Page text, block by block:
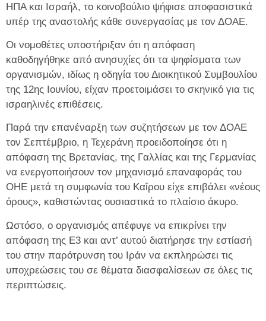
ΗΠΑ και Ισραήλ, το κοινοβούλιο ψήφισε αποφασιστικά
υπέρ της αναστολής κάθε συνεργασίας με τον ΔΟΑΕ.
Οι νομοθέτες υποστήριξαν ότι η απόφαση
καθοδηγήθηκε από ανησυχίες ότι τα ψηφίσματα των
οργανισμών, ιδίως η οδηγία του Διοικητικού Συμβουλίου
της 12ης Ιουνίου, είχαν προετοιμάσει το σκηνικό για τις
ισραηλινές επιθέσεις.
Παρά την επανέναρξη των συζητήσεων με τον ΔΟΑΕ
τον Σεπτέμβριο, η Τεχεράνη προειδοποίησε ότι η
απόφαση της Βρετανίας, της Γαλλίας και της Γερμανίας
να ενεργοποιήσουν τον μηχανισμό επαναφοράς του
ΟΗΕ μετά τη συμφωνία του Καΐρου είχε επιβάλει «νέους
όρους», καθιστώντας ουσιαστικά το πλαίσιο άκυρο.
Ωστόσο, ο οργανισμός απέφυγε να επικρίνει την
απόφαση της E3 και αντ’ αυτού διατήρησε την εστίασή
του στην παρότρυνση του Ιράν να εκπληρώσει τις
υποχρεώσεις του σε θέματα διασφαλίσεων σε όλες τις
περιπτώσεις.